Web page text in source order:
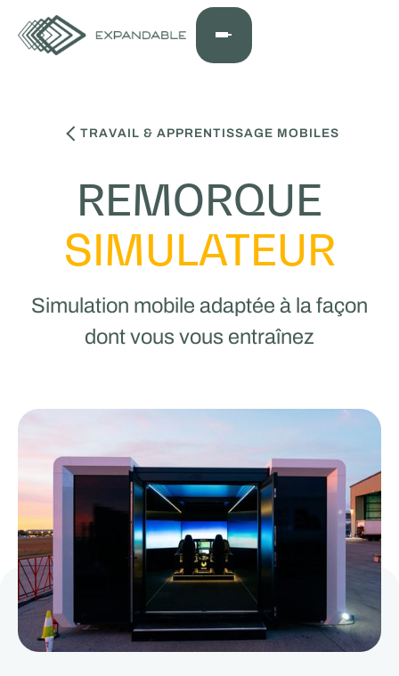
TRAVAIL & APPRENTISSAGE MOBILES
REMORQUE
SIMULATEUR
Simulation mobile adaptée à la façon
dont vous vous entraînez